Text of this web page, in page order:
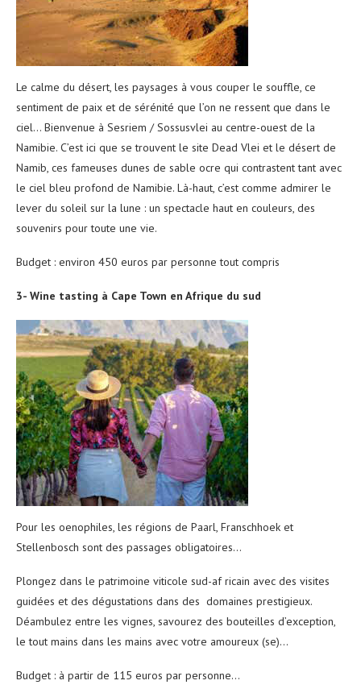
Le calme du désert, les paysages à vous couper le souffle, ce
sentiment de paix et de sérénité que l’on ne ressent que dans le
ciel… Bienvenue à Sesriem / Sossusvlei au centre-ouest de la
Namibie. C’est ici que se trouvent le site Dead Vlei et le désert de
Namib, ces fameuses dunes de sable ocre qui contrastent tant avec
le ciel bleu profond de Namibie. Là-haut, c’est comme admirer le
lever du soleil sur la lune : un spectacle haut en couleurs, des
souvenirs pour toute une vie.
Budget : environ 450 euros par personne tout compris
3- Wine tasting à Cape Town en Afrique du sud
Pour les oenophiles, les régions de Paarl, Franschhoek et
Stellenbosch sont des passages obligatoires…
Plongez dans le patrimoine viticole sud-af ricain avec des visites
guidées et des dégustations dans des domaines prestigieux.
Déambulez entre les vignes, savourez des bouteilles d’exception,
le tout mains dans les mains avec votre amoureux (se)…
Budget : à partir de 115 euros par personne…